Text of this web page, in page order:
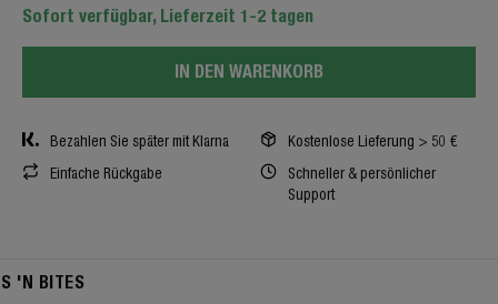
Sofort verfügbar, Lieferzeit 1-2 tagen
IN DEN WARENKORB
Bezahlen Sie später mit Klarna
Kostenlose Lieferung > 50 €
Einfache Rückgabe
Schneller & persönlicher
Support
'N BITES